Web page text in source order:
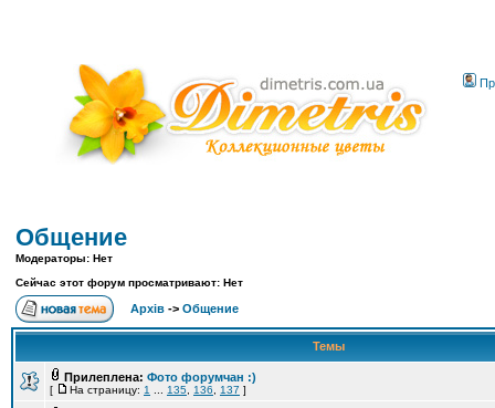
Общение
Модераторы: Нет
Сейчас этот форум просматривают: Нет
Архів -> Общение
Темы
Прилеплена: Фото форумчан :)
[ На страницу: 1 135 136 137 ]